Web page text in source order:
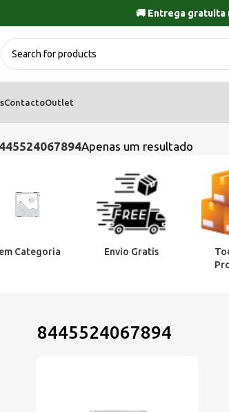
🚚 Entrega gratuita
ContactoOutlet
Apenas um resultado
Categoria Envio Gratis
8445524067894